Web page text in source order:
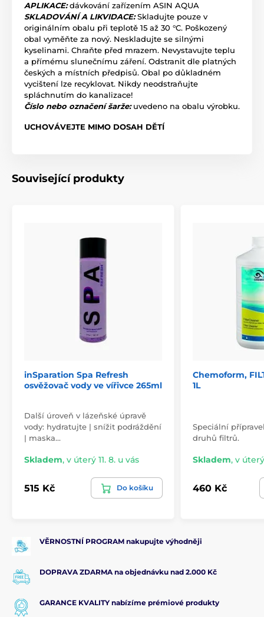
APLIKACE:dávkování zařízením ASIN AQUA
SKLADOVÁNÍ A LIKVIDACE:Skladujte pouze v
originálním obalu při teplotě 15 až 30 °C. Poškozený
obal vyměňte za nový. Neskladujte se silnými
kyselinami. Chraňte před mrazem. Nevystavujte teplu
a přímému slunečnímu záření. Odstranit dle platných
českých a místních předpisů. Obal po důkladném
vycištení lze recyklovat. Nikdy neodstraňujte
spláchnutím do kanalizace!
Číslo nebo označení šarže:uvedeno na obalu výrobku.
UCHOVÁVEJTE MIMO DOSAH DĚTÍ
Související produkty
inSparation Spa Refresh
osvěžovač vody ve vířivce 265ml
Další úroveň v lázeňské úpravě
vody: hydratujte | snížit podráždění
| maska…
Skladem, v úterý 11. 8. u vás
515 Kč Do košíku
Chemoform,
1L
Speciální
druhů filtrů.
Skladem, v úterý
460 Kč
VĚRNOSTNÍ PROGRAM nakupujte výhodněji
DOPRAVA ZDARMA na objednávku nad 2.000 Kč
GARANCE KVALITY nabízíme prémiové produkty